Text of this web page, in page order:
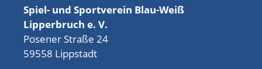
Spiel- und Sportverein Blau-Weiß
Lipperbruch e. V.
Posener Straße 24
59558 Lippstadt